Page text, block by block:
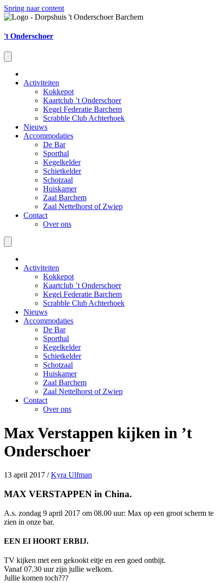
Spring naar content
't Onderschoer
Activiteiten
Kokkepot
Kaartclub ’t Onderschoer
Kegel Federatie Barchem
Scrabble Club Achterhoek
Nieuws
Accommodaties
De Bar
Sporthal
Kegelkelder
Schietkelder
Schotzaal
Huiskamer
Zaal Barchem
Zaal Nettelhorst of Zwiep
Contact
Over ons
Activiteiten
Kokkepot
Kaartclub ’t Onderschoer
Kegel Federatie Barchem
Scrabble Club Achterhoek
Nieuws
Accommodaties
De Bar
Sporthal
Kegelkelder
Schietkelder
Schotzaal
Huiskamer
Zaal Barchem
Zaal Nettelhorst of Zwiep
Contact
Over ons
Max Verstappen kijken in ’t
Onderschoer
13 april 2017 /Kyra Ulfman
MAX VERSTAPPEN in China.
A.s. zondag 9 april 2017 om 08.00 uur: Max op een groot scherm te
zien in onze bar.
EEN EI HOORT ERBIJ.
TV kijken met een gekookt eitje en een goed ontbijt.
Vanaf 07.30 uur zijn jullie welkom.
Jullie komen toch???